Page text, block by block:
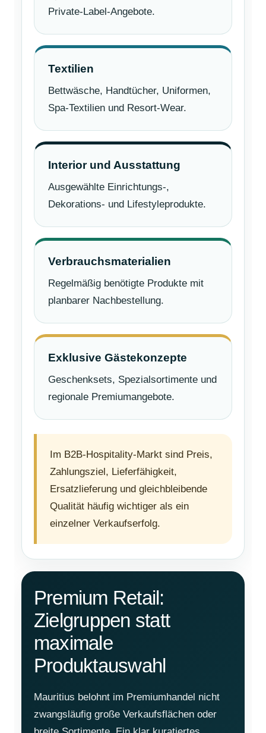
Private-Label-Angebote.
Textilien
Bettwäsche, Handtücher, Uniformen,
Spa-Textilien und Resort-Wear.
Interior und Ausstattung
Ausgewählte Einrichtungs-,
Dekorations- und Lifestyleprodukte.
Verbrauchsmaterialien
Regelmäßig benötigte Produkte mit
planbarer Nachbestellung.
Exklusive Gästekonzepte
Geschenksets, Spezialsortimente und
regionale Premiumangebote.
Im B2B-Hospitality-Markt sind Preis,
Zahlungsziel, Lieferfähigkeit,
Ersatzlieferung und gleichbleibende
Qualität häufig wichtiger als ein
einzelner Verkaufserfolg.
Premium Retail:
Zielgruppen statt
maximale
Produktauswahl
Mauritius belohnt im Premiumhandel nicht
zwangsläufig große Verkaufsflächen oder